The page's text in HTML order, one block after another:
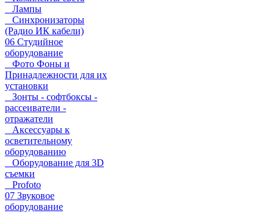
Лампы
Синхронизаторы
(Радио ИК кабели)
06 Студийное
оборудование
Фото Фоны и
Принадлежности для их
установки
Зонты - софтбоксы -
рассеиватели -
отражатели
Аксессуары к
осветительному
оборудованию
Оборудование для 3D
съемки
Profoto
07 Звуковое
оборудование